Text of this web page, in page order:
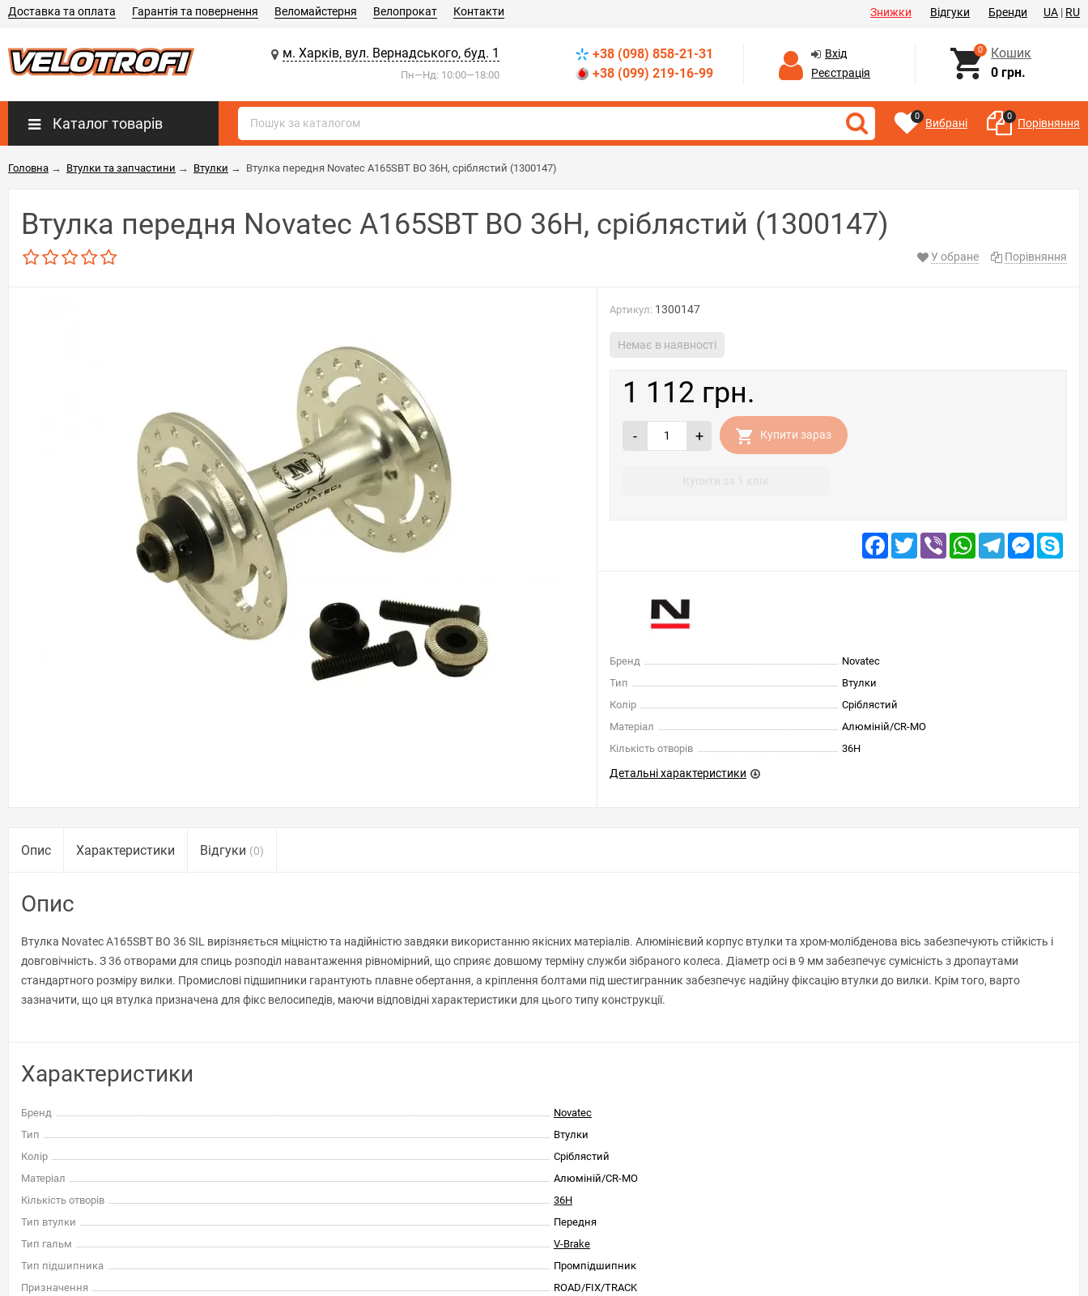
Знижки Відгуки Бренди UA | RU
Доставка та оплата Гарантія та повернення Веломайстерня Велопрокат Контакти
м. Харків, вул. Вернадського, буд. 1
Пн—Нд: 10:00—18:00
+38 (098) 858-21-31
+38 (099) 219-16-99
Вхід
Реєстрація
0
Кошик
0 грн.
Каталог товарів 0 Вибрані 0 Порівняння
Головна → Втулки та запчастини → Втулки → Втулка передня Novatec A165SBT BO 36H, сріблястий (1300147)
Втулка передня Novatec A165SBT BO 36H, сріблястий (1300147)
У обране Порівняння
Артикул: 1300147
Немає в наявності
1 112 грн.
- + Купити зараз
Facebook
TwitterViber WhatsAppTelegram
Бренд
Novatec
Тип
Втулки
Колір
Сріблястий
Матеріал
Алюміній/CR-MO
Кількість отворів
36H
Детальні характеристики
Опис Характеристики Відгуки (0)
Опис
Втулка Novatec A165SBT BO 36 SIL вирізняється міцністю та надійністю завдяки використанню якісних матеріалів. Алюмінієвий корпус втулки та хром-молібденова вісь забезпечують стійкість і
довговічність. З 36 отворами для спиць розподіл навантаження рівномірний, що сприяє довшому терміну служби зібраного колеса. Діаметр осі в 9 мм забезпечує сумісність з дропаутами
стандартного розміру вилки. Промислові підшипники гарантують плавне обертання, а кріплення болтами під шестигранник забезпечує надійну фіксацію втулки до вилки. Крім того, варто
зазначити, що ця втулка призначена для фікс велосипедів, маючи відповідні характеристики для цього типу конструкції.
Характеристики
Бренд
Novatec
Тип
Втулки
Колір
Сріблястий
Матеріал
Алюміній/CR-MO
Кількість отворів
36H
Тип втулки
Передня
Тип гальм
V-Brake
Тип підшипника
Промпідшипник
Призначення
ROAD/FIX/TRACK